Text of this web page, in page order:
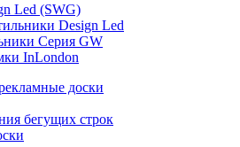
Led (SWG)
Design Led
Серия GW
InLondon
доски
бегущих строк